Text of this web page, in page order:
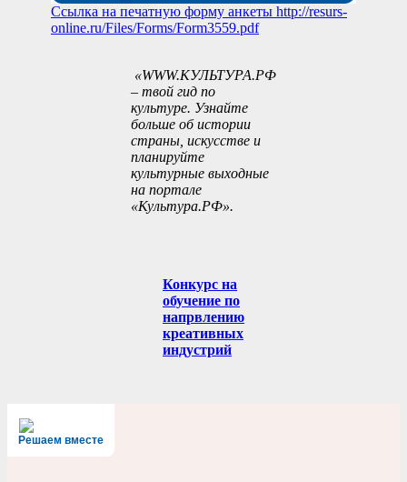
Ссылка на печатную форму анкеты http://resurs-
online.ru/Files/Forms/Form3559.pdf
«WWW.КУЛЬТУРА.РФ
– твой гид по
культуре. Узнайте
больше об истории
страны, искусстве и
планируйте
культурные выходные
на портале
«Культура.РФ».
Конкурс на
обучение по
напрвлению
креативных
индустрий
Решаем вместе